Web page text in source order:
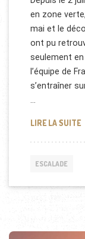
en zone
mai et le
ont pu
seulement
l’équipe de
s’entraîner
LIRE LA SUITE
ESCALADE